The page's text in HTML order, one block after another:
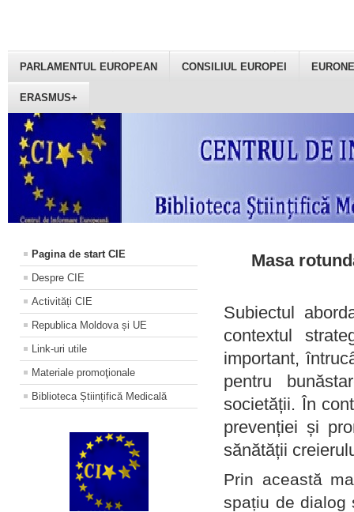
PARLAMENTUL EUROPEAN CONSILIUL EUROPEI
ERASMUS+
Pagina de start CIE
Despre CIE
Activități CIE
Republica Moldova și UE
Link-uri utile
Materiale promoţionale
Biblioteca Științifică Medicală
Masa
Subiectul
contextul
important,
pentru
societății. În
prevenției și
sănătății
Prin această
spațiu de dialog